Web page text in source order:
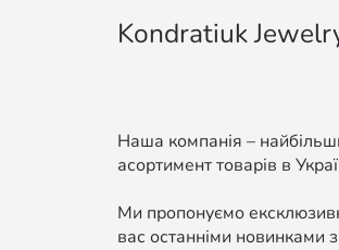
Kondratiuk
Наша компанія –
асортимент товарів в
Ми пропонуємо
вас останніми новинками